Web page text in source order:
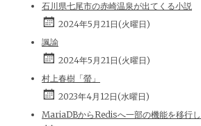
石川県七尾市の赤崎温泉が出てくる小説
2024年5月21日(火曜日)
諷諭
2024年5月21日(火曜日)
村上春樹「螢」
2023年4月12日(水曜日)
MariaDBからRedisへ一部の機能を移行し